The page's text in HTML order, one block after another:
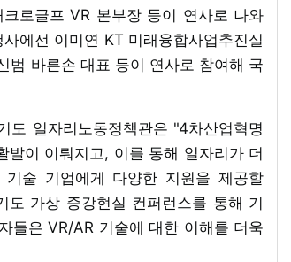
로글프 VR 본부장 등이 연사로 나와
에선 이미연 KT 미래융합사업추진실
범 바른손 대표 등이 연사로 참여해 국
일자리노동정책관은 "4차산업혁명
이 이뤄지고, 이를 통해 일자리가 더
술 기업에게 다양한 지원을 제공할
도 가상 증강현실 컨퍼런스를 통해 기
들은 VR/AR 기술에 대한 이해를 더욱